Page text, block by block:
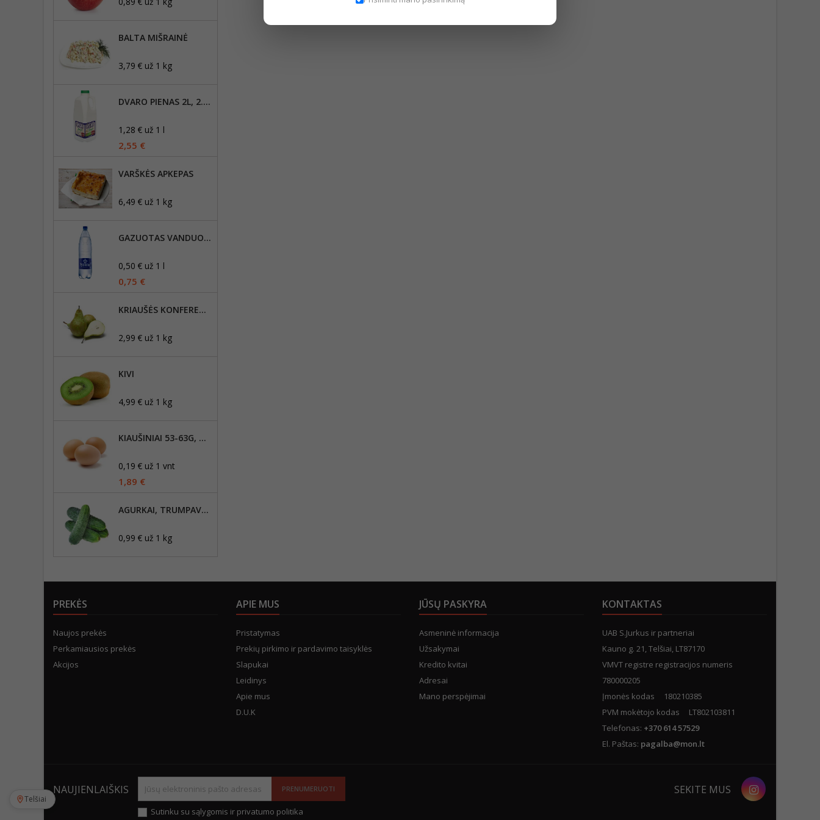
BALTA MIŠRAINĖ
3,79 € už 1 kg
DVARO PIENAS 2L, 2.5% RIEBUMO
1,28 € už 1 l
2,55 €
VARŠKĖS APKEPAS
6,49 € už 1 kg
GAZUOTAS VANDUO VYTAUTAS, 1,5L
0,50 € už 1 l
0,75 €
KRIAUŠĖS KONFERENCE (DIDELĖS)
2,99 € už 1 kg
KIVI
4,99 € už 1 kg
KIAUŠINIAI 53-63G, DYDIS M, 10VNT
0,19 € už 1 vnt
1,89 €
AGURKAI, TRUMPAVAISIAI
0,99 € už 1 kg
PREKĖS
Naujos prekės
Perkamiausios prekės
Akcijos
APIE MUS
Pristatymas
Prekių pirkimo ir pardavimo taisyklės
Slapukai
Leidinys
Apie mus
D.U.K
JŪSŲ PASKYRA
Asmeninė informacija
Užsakymai
Kredito kvitai
Adresai
Mano perspėjimai
KONTAKTAS
UAB S.Jurkus ir partneriai
Kauno g. 21, Telšiai, LT87170
VMVT registre registracijos numeris
780000205
Įmonės kodas 180210385
PVM mokėtojo kodas LT802103811
Telefonas: +370 614 57529
El. Paštas: pagalba@mon.lt
NAUJIENLAIŠKIS
Sutinku su sąlygomis ir privatumo politika
Instagram
SEKITE MUS
Telšiai